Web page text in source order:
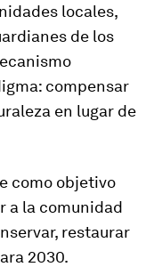
locales,
de los
compensar
en lugar de
como objetivo
a la comunidad
restaurar
2030.